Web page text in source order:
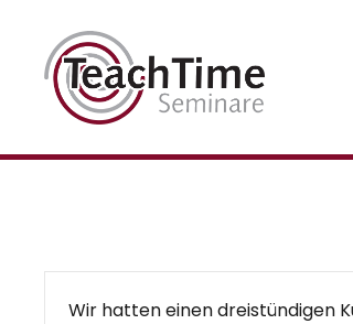
Wir hatten einen dreistündigen